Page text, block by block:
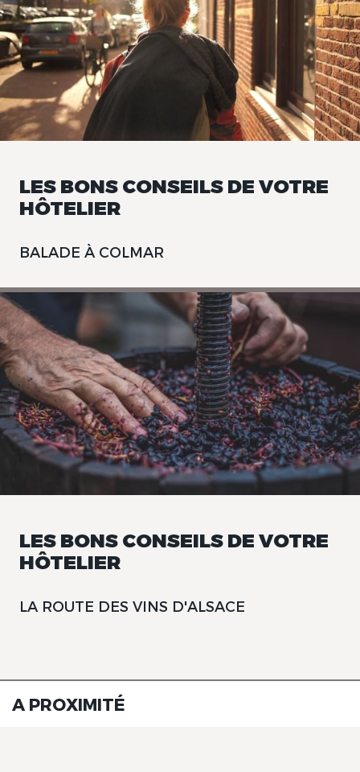
LES BONS CONSEILS DE VOTRE
HÔTELIER
BALADE À COLMAR
LES BONS CONSEILS DE VOTRE
HÔTELIER
LA ROUTE DES VINS D'ALSACE
A PROXIMITÉ